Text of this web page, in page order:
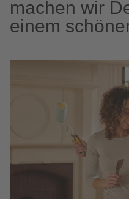
machen wir
einem